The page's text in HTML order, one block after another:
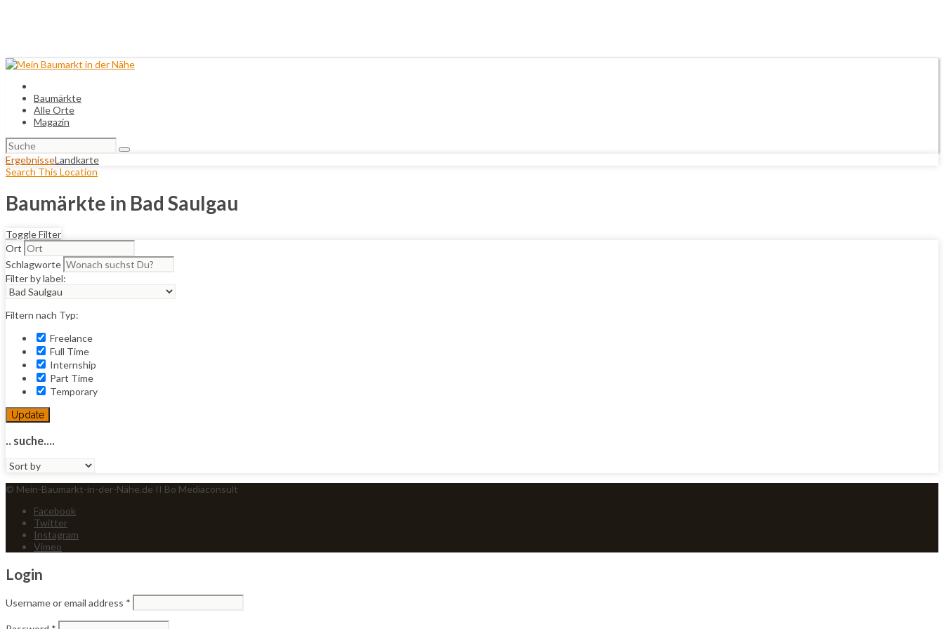
Baumärkte
Alle Orte
Magazin
Suchen
nach:
ErgebnisseLandkarte
Search This Location
Baumärkte in Bad Saulgau
Toggle Filter
Ort
Schlagworte
Filter by label:
Filtern nach Typ:
Freelance
Full Time
Internship
Part Time
Temporary
Update
.. suche....
Sort
© Mein-Baumarkt-in-der-Nähe.de II Bo Mediaconsult
Facebook
Twitter
Instagram
Vimeo
Login
Username or email address *